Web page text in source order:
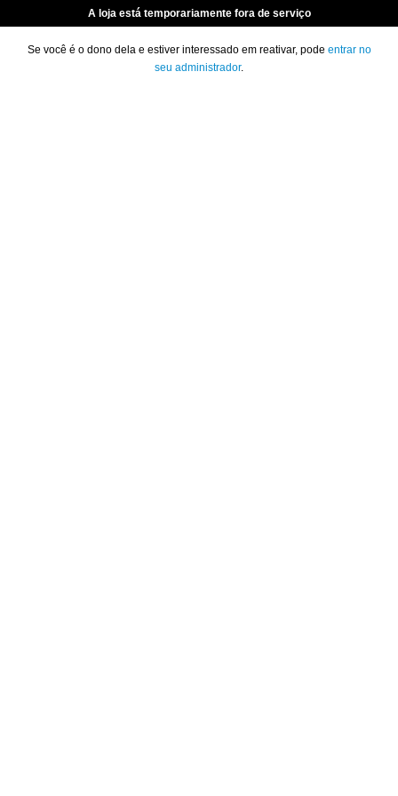
A loja está temporariamente fora de serviço
Se você é o dono dela e estiver interessado em reativar, pode entrar no
seu administrador.